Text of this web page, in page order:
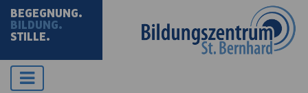
BEGEGNUNG.
BILDUNG.
STILLE.